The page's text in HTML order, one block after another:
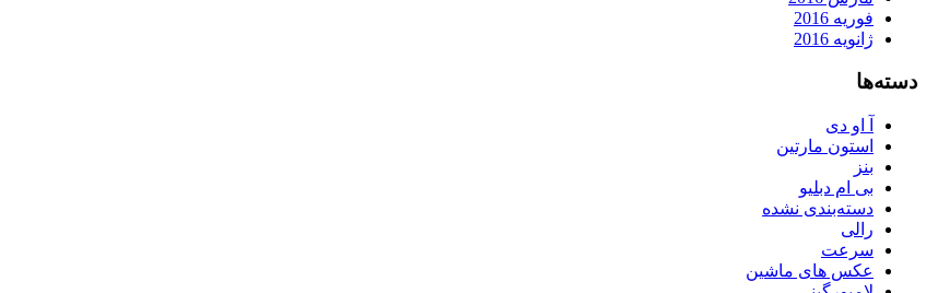
فوریه 2016
ژانویه 2016
دسته‌ها
آ او دی
استون مارتین
بنز
بی ام دبلیو
دسته‌بندی نشده
رالی
سرعت
عکس های ماشین